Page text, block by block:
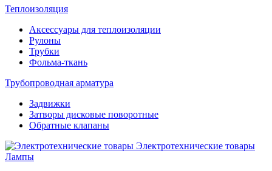
Теплоизоляция
Аксессуары для теплоизоляции
Рулоны
Трубки
Фольма-ткань
Трубопроводная арматура
Задвижки
Затворы дисковые поворотные
Обратные клапаны
Электротехнические товары
Лампы